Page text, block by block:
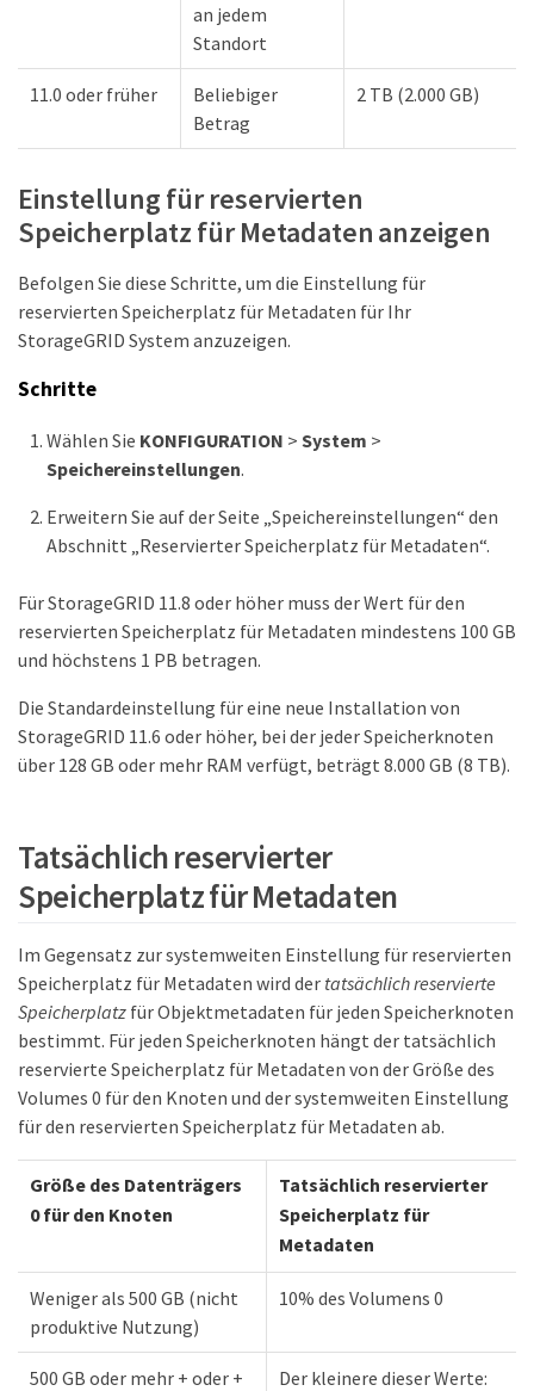
an jedem
Standort
11.0 oder früher
Beliebiger
Betrag
2 TB (2.000 GB)
Einstellung für reservierten
Speicherplatz für Metadaten anzeigen
Befolgen Sie diese Schritte, um die Einstellung für
reservierten Speicherplatz für Metadaten für Ihr
StorageGRID System anzuzeigen.
Schritte
Wählen Sie KONFIGURATION > System >
Speichereinstellungen.
Erweitern Sie auf der Seite „Speichereinstellungen“ den
Abschnitt „Reservierter Speicherplatz für Metadaten“.
Für StorageGRID 11.8 oder höher muss der Wert für den
reservierten Speicherplatz für Metadaten mindestens 100 GB
und höchstens 1 PB betragen.
Die Standardeinstellung für eine neue Installation von
StorageGRID 11.6 oder höher, bei der jeder Speicherknoten
über 128 GB oder mehr RAM verfügt, beträgt 8.000 GB (8 TB).
Tatsächlich reservierter
Speicherplatz für Metadaten
Im Gegensatz zur systemweiten Einstellung für reservierten
Speicherplatz für Metadaten wird der tatsächlich reservierte
Speicherplatz für Objektmetadaten für jeden Speicherknoten
bestimmt. Für jeden Speicherknoten hängt der tatsächlich
reservierte Speicherplatz für Metadaten von der Größe des
Volumes 0 für den Knoten und der systemweiten Einstellung
für den reservierten Speicherplatz für Metadaten ab.
Größe des Datenträgers
0 für den Knoten
Tatsächlich reservierter
Speicherplatz für
Metadaten
Weniger als 500 GB (nicht
produktive Nutzung)
10% des Volumens 0
500 GB oder mehr + oder +
Der kleinere dieser Werte: